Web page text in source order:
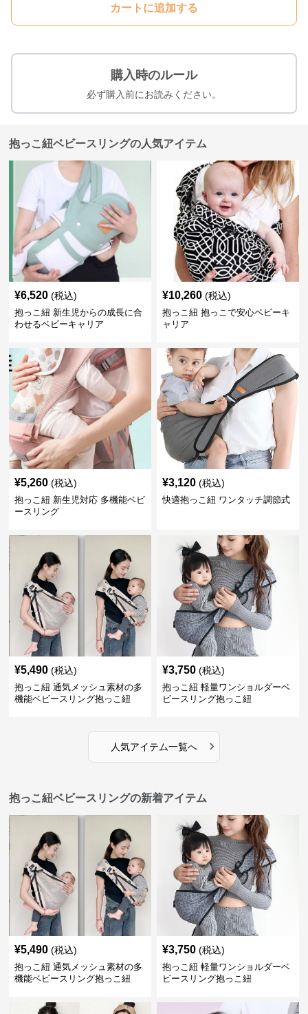
カートに追加する
購入時のルール
必ず購入前にお読みください。
抱っこ紐ベビースリングの人気アイテム
¥6,520 (税込)
抱っこ紐 新生児からの成長に合
わせるベビーキャリア
¥10,260 (税込)
抱っこ紐 抱っこで安心ベビーキ
ャリア
¥5,260 (税込)
抱っこ紐 新生児対応 多機能ベビ
ースリング
¥3,120 (税込)
快適抱っこ紐 ワンタッチ調節式
¥5,490 (税込)
抱っこ紐 通気メッシュ素材の多
機能ベビースリング抱っこ紐
¥3,750 (税込)
抱っこ紐 軽量ワンショルダーベ
ビースリング抱っこ紐
人気アイテム一覧へ ›
抱っこ紐ベビースリングの新着アイテム
¥5,490 (税込)
抱っこ紐 通気メッシュ素材の多
機能ベビースリング抱っこ紐
¥3,750 (税込)
抱っこ紐 軽量ワンショルダーベ
ビースリング抱っこ紐